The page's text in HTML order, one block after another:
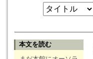
本文を読む